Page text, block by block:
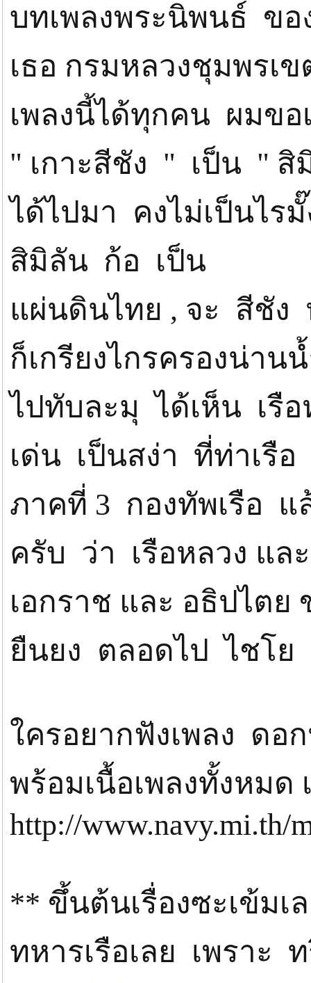
บทเพลงพระนิพนธ์ ขอ
เธอ กรมหลวงชุมพรเ
เพลงนี้ได้ทุกคน ผมขอ
" เกาะสีชัง " เป็น "
ได้ไปมา คงไม่เป็นไร
สิมิลัน ก้อ เป็น
แผ่นดินไทย , จะ สีชั
ก็เกรียงไกรครองน่าน
ไปทับละมุ ได้เห็น เรื
เด่น เป็นสง่า ที่ท่าเรือ
ภาคที่ 3 กองทัพเรือ
ครับ ว่า เรือหลวง แล
เอกราช และ อธิปไต
ยืนยง ตลอดไป ไชโ
ใครอยากฟังเพลง ดอ
พร้อมเนื้อเพลงทั้งหม
http://www.navy.mi.th/
** ขึ้นต้นเรื่องซะเข้มเ
ทหารเรือเลย เพราะ